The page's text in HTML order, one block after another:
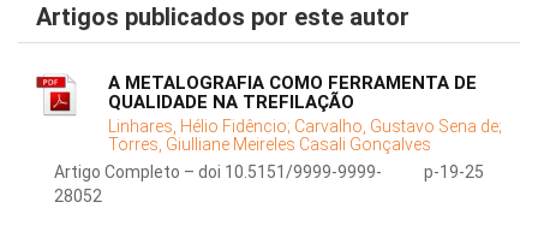
Artigos publicados por este autor
A METALOGRAFIA COMO FERRAMENTA DE
QUALIDADE NA TREFILAÇÃO
Linhares, Hélio Fidêncio; Carvalho, Gustavo Sena de;
Torres, Giulliane Meireles Casali Gonçalves
Artigo Completo – doi 10.5151/9999-9999-
28052
p-19-25